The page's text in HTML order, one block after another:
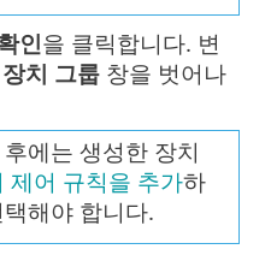
인을 클릭합니다. 변
장치 그룹 창을 벗어나
에는 생성한 장치
제어 규칙을 추가하
해야 합니다.